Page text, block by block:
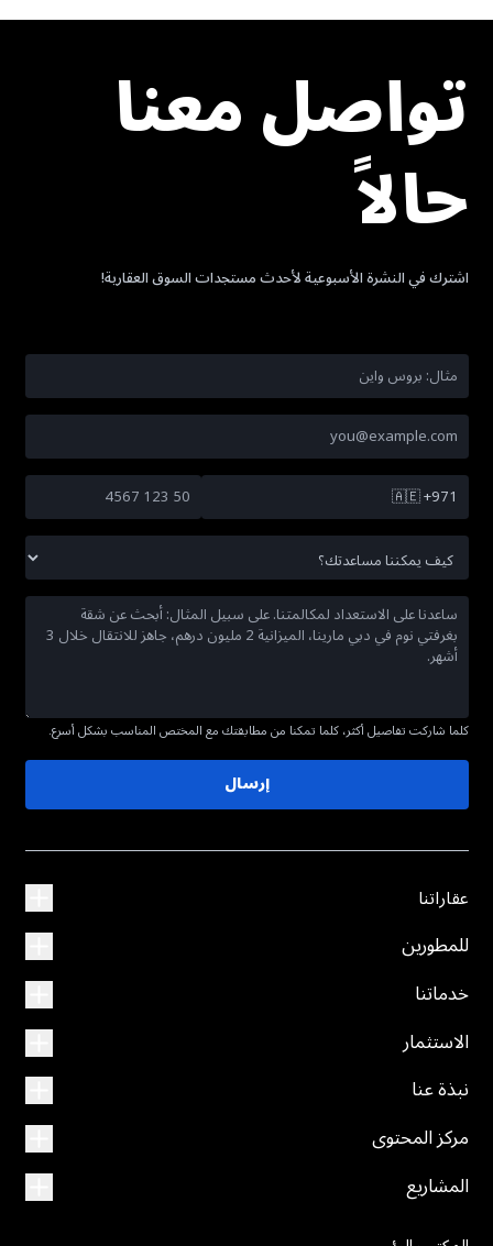
تواصل معنا
حالاً
اشترك في النشرة الأسبوعية لأحدث مستجدات السوق العقارية!
🇦🇪+971
كلما شاركت تفاصيل أكثر، كلما تمكنا من مطابقتك مع المختص المناسب بشكل أسرع.
إرسال
عقاراتنا
للمطورين
خدماتنا
الاستثمار
نبذة عنا
مركز المحتوى
المشاريع